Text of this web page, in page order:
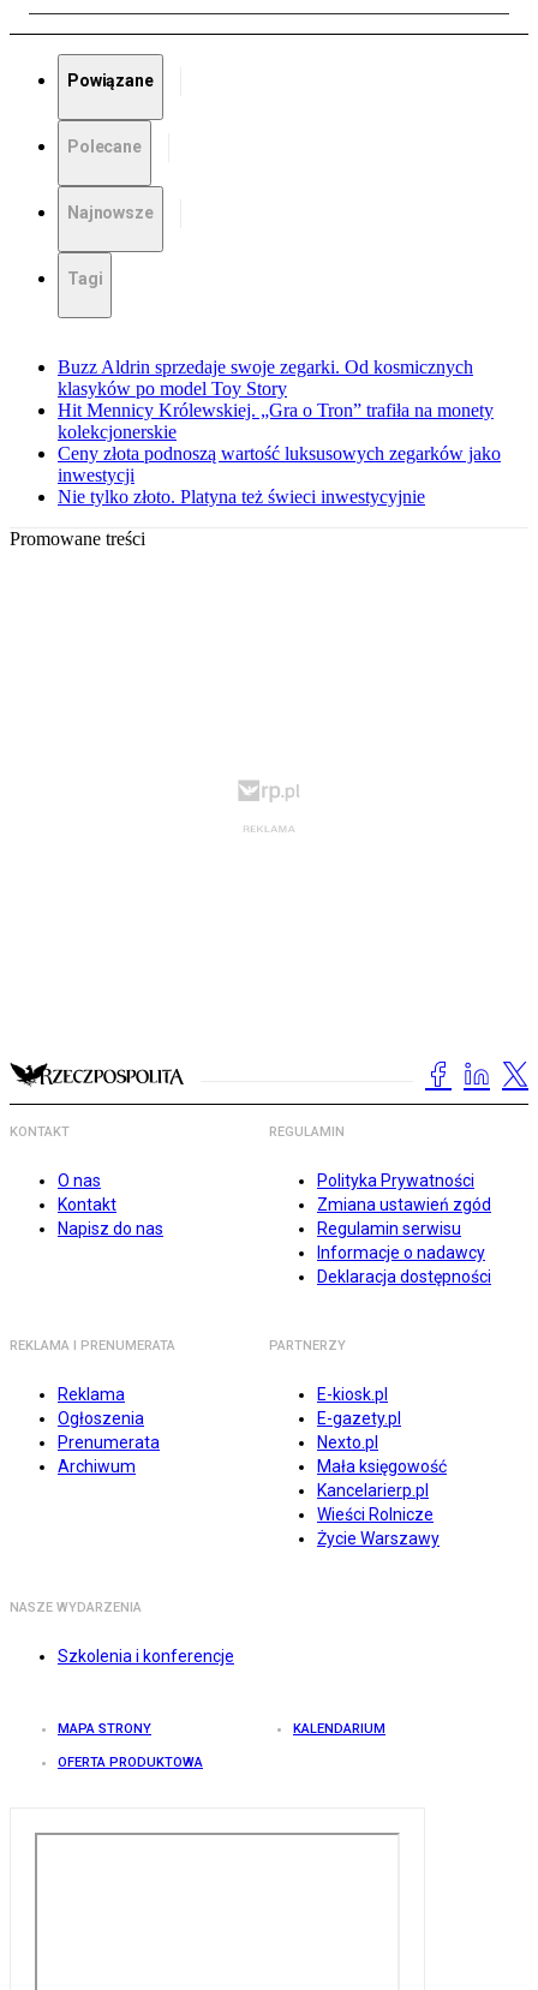
Powiązane
Polecane
Najnowsze
Tagi
Buzz Aldrin sprzedaje swoje zegarki. Od kosmicznych
klasyków po model Toy Story
Hit Mennicy Królewskiej. „Gra o Tron” trafiła na monety
kolekcjonerskie
Ceny złota podnoszą wartość luksusowych zegarków jako
inwestycji
Nie tylko złoto. Platyna też świeci inwestycyjnie
Promowane treści
KONTAKT
O nas
Kontakt
Napisz do nas
REGULAMIN
Polityka Prywatności
Zmiana ustawień zgód
Regulamin serwisu
Informacje o nadawcy
Deklaracja dostępności
REKLAMA I PRENUMERATA
Reklama
Ogłoszenia
Prenumerata
Archiwum
PARTNERZY
E-kiosk.pl
E-gazety.pl
Nexto.pl
Mała księgowość
Kancelarierp.pl
Wieści Rolnicze
Życie Warszawy
NASZE WYDARZENIA
Szkolenia i konferencje
MAPA STRONY KALENDARIUM
OFERTA PRODUKTOWA